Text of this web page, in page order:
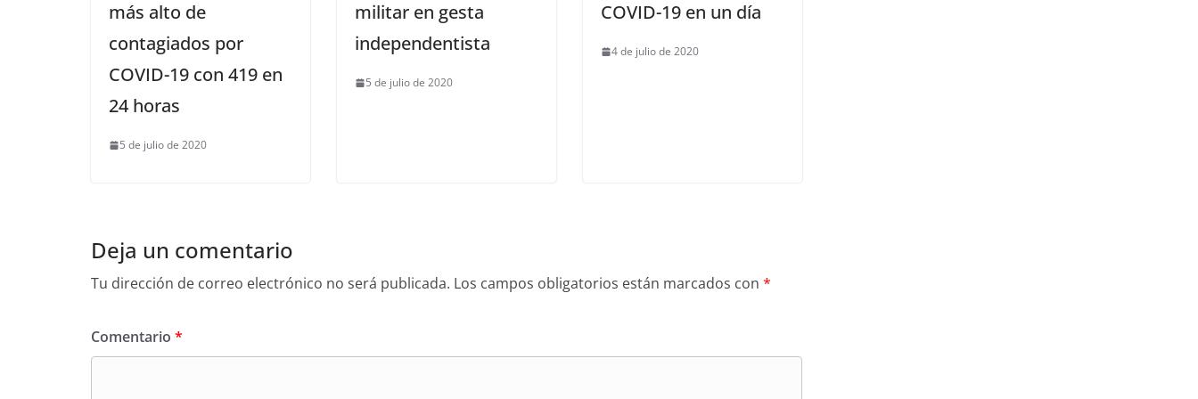
más alto de
contagiados por
COVID-19 con 419 en
24 horas
5 de julio de 2020
militar en gesta
independentista
5 de julio de 2020
COVID-19 en un día
4 de julio de 2020
Deja un comentario
Tu dirección de correo electrónico no será publicada. Los campos obligatorios están marcados con *
Comentario *